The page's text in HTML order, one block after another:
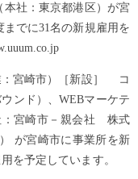
本社：東京都港区）が宮
でに31名の新規雇用を
：宮崎市）［新設］ コ
ンド）、WEBマーケテ
：宮崎市－親会社 株式
が宮崎市に事業所を新
用を予定しています。